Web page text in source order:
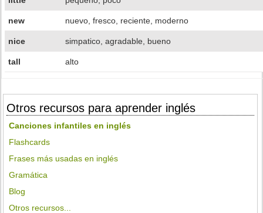
new nuevo, fresco, reciente, moderno
nice simpatico, agradable, bueno
tall alto
Otros recursos para aprender inglés
Canciones infantiles en inglés
Flashcards
Frases más usadas en inglés
Gramática
Blog
Otros recursos...